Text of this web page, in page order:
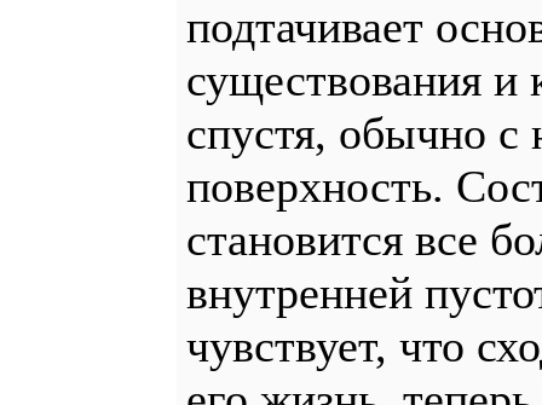
подтачивает
существования и
спустя, обычно с
поверхность.
становится все
внутренней
чувствует, что